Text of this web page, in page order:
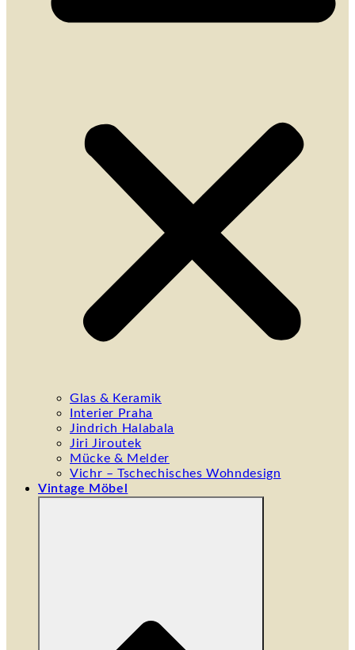
Glas & Keramik
Interier Praha
Jindrich Halabala
Jiri Jiroutek
Mücke & Melder
Vichr – Tschechisches Wohndesign
Vintage Möbel